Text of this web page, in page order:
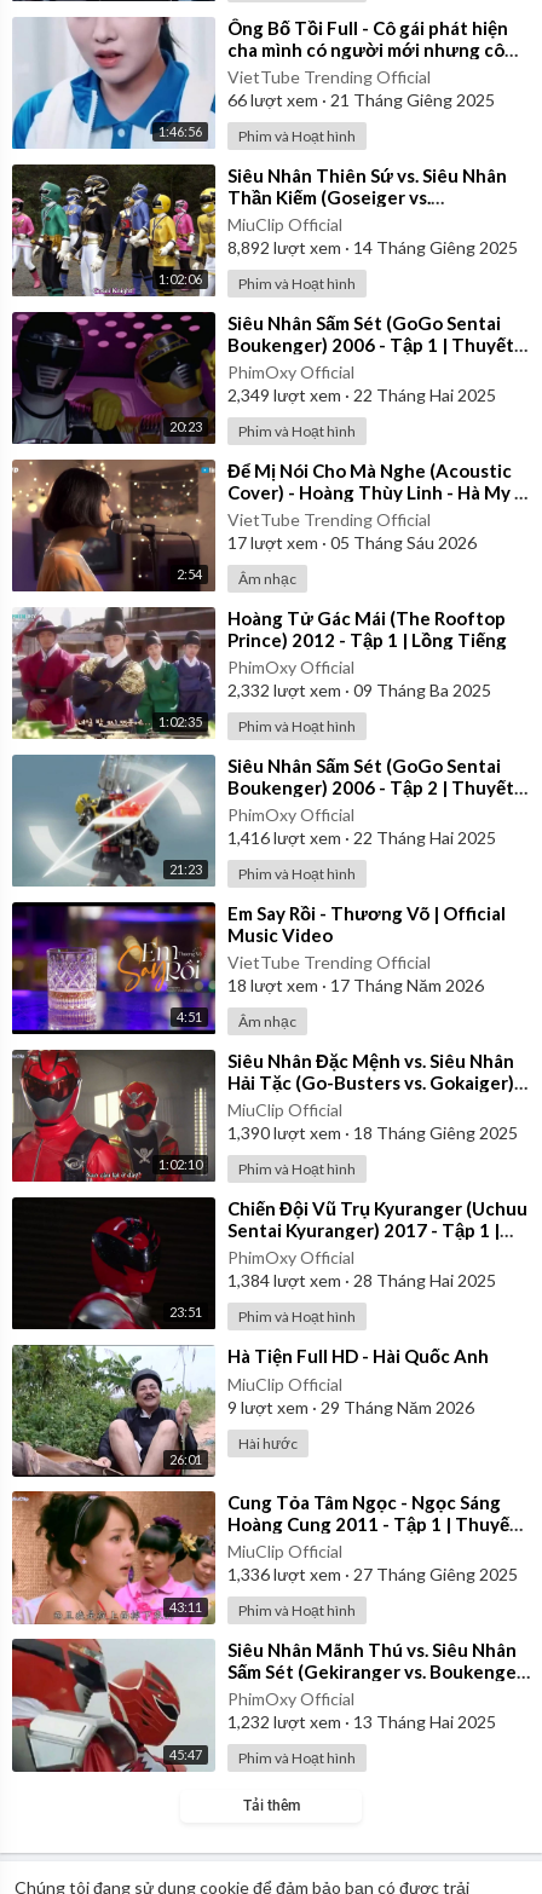
Chúng tôi đang sử dụng cookie để đảm bảo bạn có được trải
1:46:56
⁣Ông Bố Tồi Full - Cô gái phát hiện
cha mình có người mới nhưng cô
không nói cho mẹ mình
VietTube Trending Official
66lượt xem · 21 Tháng Giêng 2025
Phim và Hoạt hình
1:02:06
⁣Siêu Nhân Thiên Sứ vs. Siêu Nhân
Thần Kiếm (Goseiger vs.
Shinkenger) | Vietsub
MiuClip Official
8,892 lượt xem · 14 Tháng Giêng 2025
Phim và Hoạt hình
20:23
⁣Siêu Nhân Sấm Sét (GoGo Sentai
Boukenger) 2006 - Tập 1 | Thuyết
Minh
PhimOxy Official
2,349 lượt xem · 22 Tháng Hai 2025
Phim và Hoạt hình
2:54
⁣Để Mị Nói Cho Mà Nghe (Acoustic
Cover) - Hoàng Thùy Linh - Hà My x
Đình Duy
VietTube Trending Official
17lượt xem · 05 Tháng Sáu 2026
Âm nhạc
1:02:35
⁣Hoàng Tử Gác Mái (The Rooftop
Prince) 2012 - Tập 1 | Lồng Tiếng
PhimOxy Official
2,332 lượt xem · 09 Tháng Ba 2025
Phim và Hoạt hình
21:23
⁣Siêu Nhân Sấm Sét (GoGo Sentai
Boukenger) 2006 - Tập 2 | Thuyết
Minh
PhimOxy Official
1,416lượt xem · 22 Tháng Hai 2025
Phim và Hoạt hình
4:51
⁣Em Say Rồi - Thương Võ | Official
Music Video
VietTube Trending Official
18 lượt xem · 17 Tháng Năm 2026
Âm nhạc
1:02:10
⁣Siêu Nhân Đặc Mệnh vs. Siêu Nhân
Hải Tặc (Go-Busters vs. Gokaiger) |
Vietsub
MiuClip Official
1,390lượt xem · 18 Tháng Giêng 2025
Phim và Hoạt hình
23:51
⁣Chiến Đội Vũ Trụ Kyuranger (Uchuu
Sentai Kyuranger) 2017 - Tập 1 |
Thuyết Minh
PhimOxy Official
1,384lượt xem · 28 Tháng Hai 2025
Phim và Hoạt hình
26:01
⁣Hà Tiện Full HD - Hài Quốc Anh
MiuClip Official
9 lượt xem · 29 Tháng Năm 2026
Hài hước
43:11
⁣Cung Tỏa Tâm Ngọc - Ngọc Sáng
Hoàng Cung 2011 - Tập 1 | Thuyết
Minh
MiuClip Official
1,336lượt xem · 27 Tháng Giêng 2025
Phim và Hoạt hình
45:47
⁣Siêu Nhân Mãnh Thú vs. Siêu Nhân
Sấm Sét (Gekiranger vs. Boukenger)
2008 | Vietsub
PhimOxy Official
1,232 lượt xem · 13 Tháng Hai 2025
Phim và Hoạt hình
Tải thêm